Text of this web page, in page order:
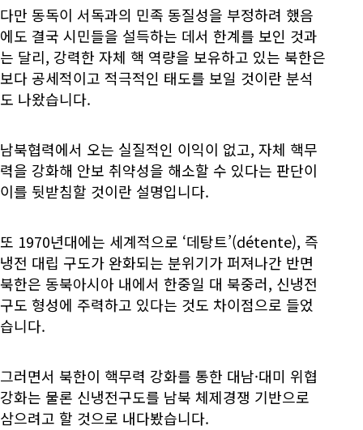
다만 동독이 서독과의 민족 동질성을 부정하려 했음
에도 결국 시민들을 설득하는 데서 한계를 보인 것과
는 달리, 강력한 자체 핵 역량을 보유하고 있는 북한은
보다 공세적이고 적극적인 태도를 보일 것이란 분석
도 나왔습니다.
남북협력에서 오는 실질적인 이익이 없고, 자체 핵무
력을 강화해 안보 취약성을 해소할 수 있다는 판단이
이를 뒷받침할 것이란 설명입니다.
또 1970년대에는 세계적으로 ‘데탕트’(détente), 즉
냉전 대립 구도가 완화되는 분위기가 퍼져나간 반면
북한은 동북아시아 내에서 한중일 대 북중러, 신냉전
구도 형성에 주력하고 있다는 것도 차이점으로 들었
습니다.
그러면서 북한이 핵무력 강화를 통한 대남·대미 위협
강화는 물론 신냉전구도를 남북 체제경쟁 기반으로
삼으려고 할 것으로 내다봤습니다.